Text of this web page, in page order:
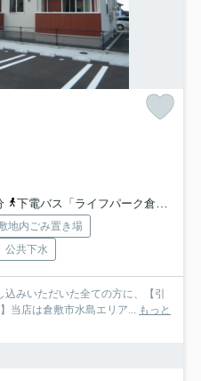
下電バス「ライフパーク倉敷西入口」バス停下車 徒歩7分
地内ごみ置き場
公共下水
みいただいた全ての方に、【引
当店は倉敷市水島エリア... もっと